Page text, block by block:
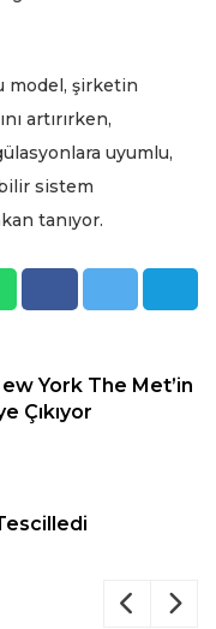
model, şirketin
artırırken,
uyumlu,
sistem
tanıyor.
York The Met’in
Çıkıyor